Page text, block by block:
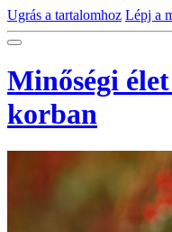
Ugrás a tartalomhoz Lépj a
Minőségi
korban